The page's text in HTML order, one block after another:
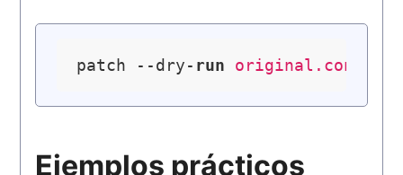
patch --dry- run original.conf <
Ejemplos prácticos